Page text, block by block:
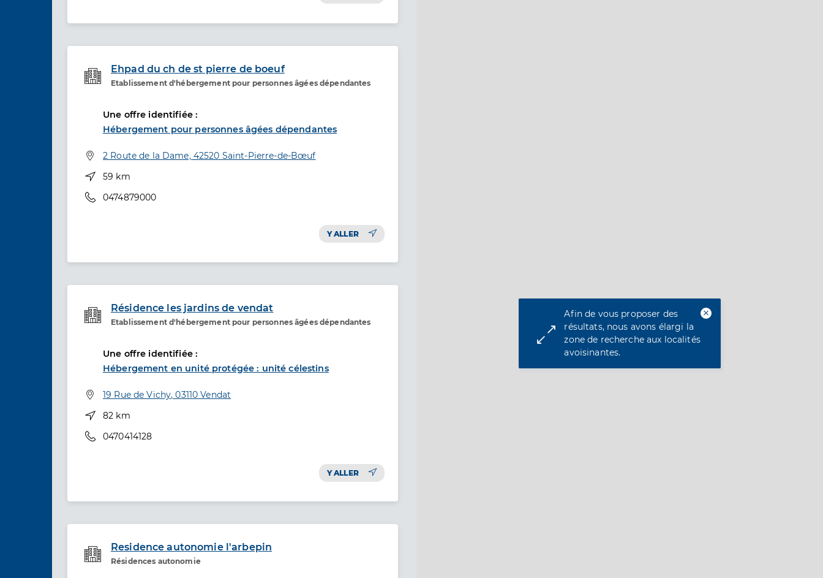
Ehpad du ch de st pierre de boeuf
Etablissement d'hébergement pour personnes âgées dépendantes
Etablissement de soins
Une offre identifiée :
Hébergement pour personnes âgées dépendantes
Adresse
2 Route de la Dame, 42520 Saint-Pierre-de-Bœuf
Distance
59 km
Téléphone
0474879000
Y ALLER
Résidence les jardins de vendat
Etablissement d'hébergement pour personnes âgées dépendantes
Etablissement de soins
Une offre identifiée :
Hébergement en unité protégée : unité célestins
Adresse
19 Rue de Vichy, 03110 Vendat
Distance
82 km
Téléphone
0470414128
Y ALLER
Residence autonomie l'arbepin
Résidences autonomie
Etablissement de soins
Afin de vous proposer des
résultats, nous avons élargi la
zone de recherche aux localités
avoisinantes.